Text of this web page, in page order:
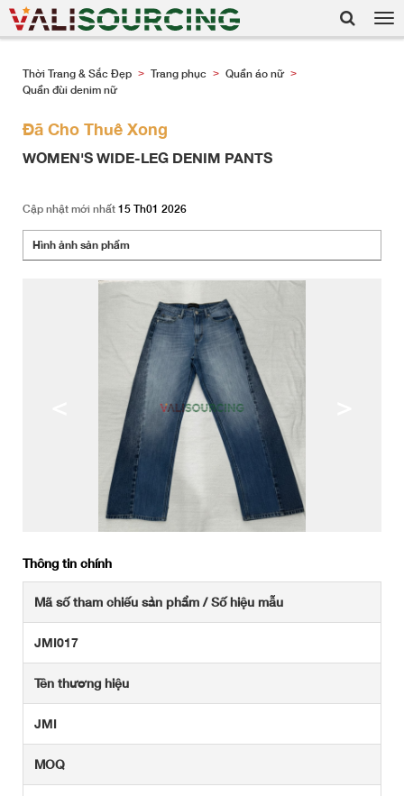
Thời Trang & Sắc Đẹp > Trang phục > Quần áo nữ >
Quần đùi denim nữ
Đã Cho Thuê Xong
WOMEN'S WIDE-LEG DENIM PANTS
Cập nhật mới nhất 15 Th01 2026
Hình ảnh sản phẩm
Thông tin chính
Mã số tham chiếu sản phẩm / Số hiệu mẫu
JMI017
Tên thương hiệu
JMI
MOQ